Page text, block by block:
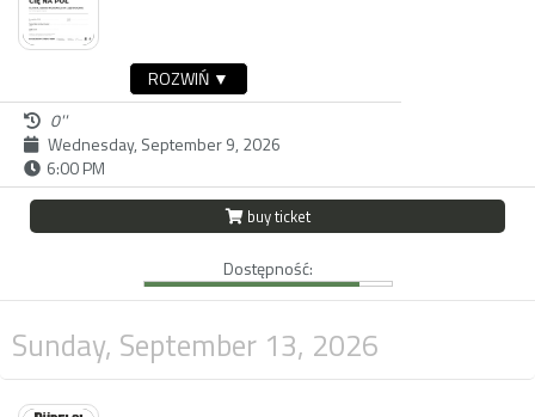
ROZWIŃ ▼
0''
Wednesday, September 9, 2026
6:00 PM
buy ticket
Dostępność:
Sunday, September 13, 2026